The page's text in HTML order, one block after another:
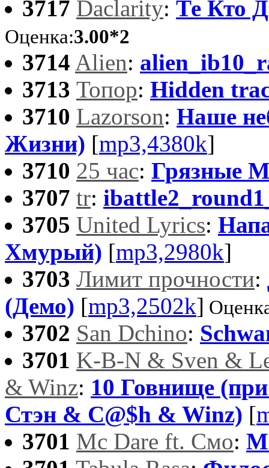
3717 Daclarity: Те Кто
Оценка:3.00*2
3714 Alien:
3713 Топор: Hidden
3710 Lazorson: Наше
Жизни) [mp3,4380k]
3710 25 час: Грязные
3707 tr:
3705 United Lyrics:
Хмурый) [mp3,2980k]
3703 Лимит прочности:
(Демо) [mp3,2502k]
3702 San Dchino:
3701 K-B-N & Sven &
& Winz: 10 Говнище
Стэн & C@$h & Winz) [
3701 Mc Dare ft. Смо: